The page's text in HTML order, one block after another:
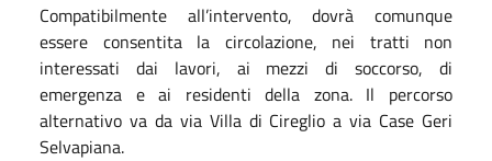
Compatibilmente all’intervento, dovrà comunque
essere consentita la circolazione, nei tratti non
interessati dai lavori, ai mezzi di soccorso, di
emergenza e ai residenti della zona. Il percorso
alternativo va da via Villa di Cireglio a via Case Geri
Selvapiana.